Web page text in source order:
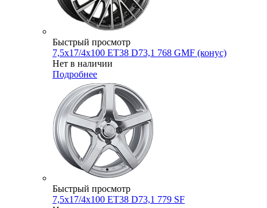
Быстрый просмотр
7,5x17/4x100 ET38 D73,1 768 GMF (конус)
Нет в наличии
Подробнее
Быстрый просмотр
7,5x17/4x100 ET38 D73,1 779 SF